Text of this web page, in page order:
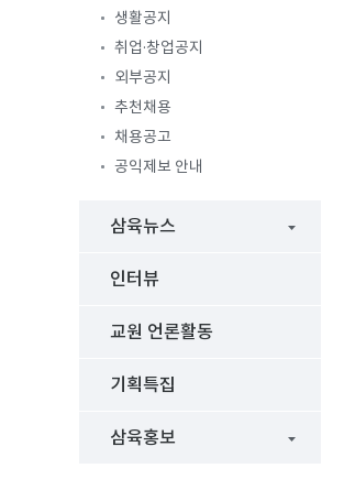
생활공지
취업·창업공지
외부공지
추천채용
채용공고
공익제보 안내
삼육뉴스
인터뷰
교원 언론활동
기획특집
삼육홍보